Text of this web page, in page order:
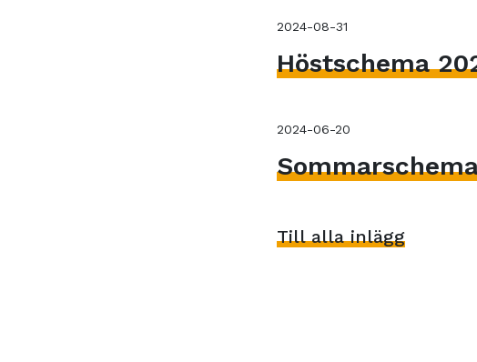
2024-08-31
Höstschema
2024-06-20
Till alla inlägg